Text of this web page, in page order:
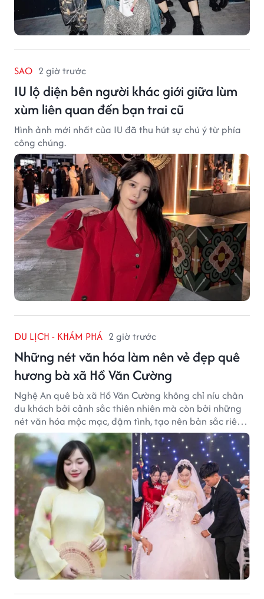
SAO 2 giờ trước
IU lộ diện bên người khác giới giữa lùm
xùm liên quan đến bạn trai cũ
Hình ảnh mới nhất của IU đã thu hút sự chú ý từ phía
công chúng.
DU LỊCH - KHÁM PHÁ 2 giờ trước
Những nét văn hóa làm nên vẻ đẹp quê
hương bà xã Hồ Văn Cường
Nghệ An quê bà xã Hồ Văn Cường không chỉ níu chân
du khách bởi cảnh sắc thiên nhiên mà còn bởi những
nét văn hóa mộc mạc, đậm tình, tạo nên bản sắc riêng
của vùng đất xứ Nghệ.